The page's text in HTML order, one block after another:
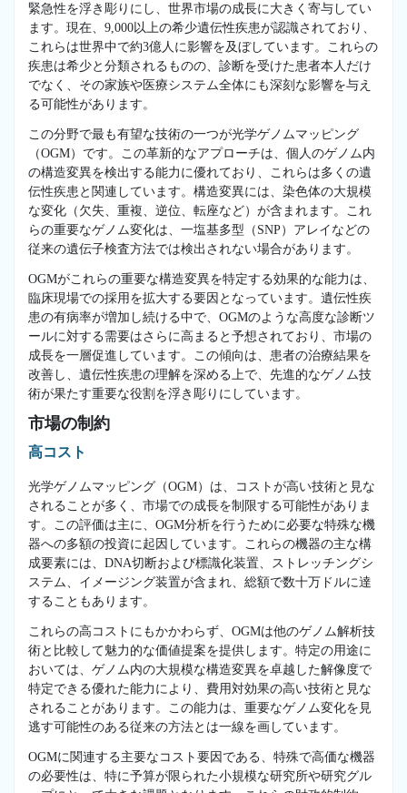
緊急性を浮き彫りにし、世界市場の成長に大きく寄与してい
ます。現在、9,000以上の希少遺伝性疾患が認識されており、
これらは世界中で約3億人に影響を及ぼしています。これらの
疾患は希少と分類されるものの、診断を受けた患者本人だけ
でなく、その家族や医療システム全体にも深刻な影響を与え
る可能性があります。
この分野で最も有望な技術の一つが光学ゲノムマッピング
（OGM）です。この革新的なアプローチは、個人のゲノム内
の構造変異を検出する能力に優れており、これらは多くの遺
伝性疾患と関連しています。構造変異には、染色体の大規模
な変化（欠失、重複、逆位、転座など）が含まれます。これ
らの重要なゲノム変化は、一塩基多型（SNP）アレイなどの
従来の遺伝子検査方法では検出されない場合があります。
OGMがこれらの重要な構造変異を特定する効果的な能力は、
臨床現場での採用を拡大する要因となっています。遺伝性疾
患の有病率が増加し続ける中で、OGMのような高度な診断ツ
ールに対する需要はさらに高まると予想されており、市場の
成長を一層促進しています。この傾向は、患者の治療結果を
改善し、遺伝性疾患の理解を深める上で、先進的なゲノム技
術が果たす重要な役割を浮き彫りにしています。
市場の制約
高コスト
光学ゲノムマッピング（OGM）は、コストが高い技術と見な
されることが多く、市場での成長を制限する可能性がありま
す。この評価は主に、OGM分析を行うために必要な特殊な機
器への多額の投資に起因しています。これらの機器の主な構
成要素には、DNA切断および標識化装置、ストレッチングシ
ステム、イメージング装置が含まれ、総額で数十万ドルに達
することもあります。
これらの高コストにもかかわらず、OGMは他のゲノム解析技
術と比較して魅力的な価値提案を提供します。特定の用途に
おいては、ゲノム内の大規模な構造変異を卓越した解像度で
特定できる優れた能力により、費用対効果の高い技術と見な
されることがあります。この能力は、重要なゲノム変化を見
逃す可能性のある従来の方法とは一線を画しています。
OGMに関連する主要なコスト要因である、特殊で高価な機器
の必要性は、特に予算が限られた小規模な研究所や研究グル